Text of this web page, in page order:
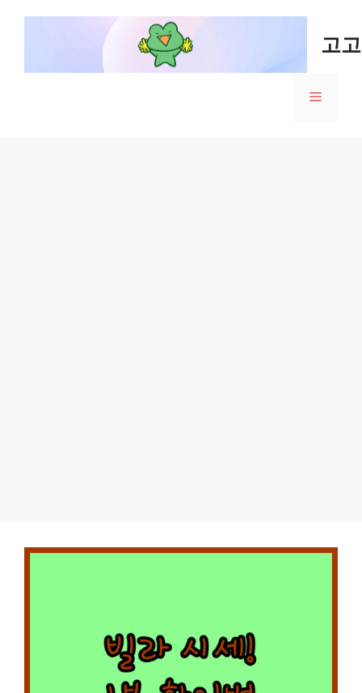
고
Menu